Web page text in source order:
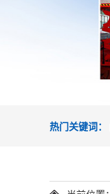
热门关键词：